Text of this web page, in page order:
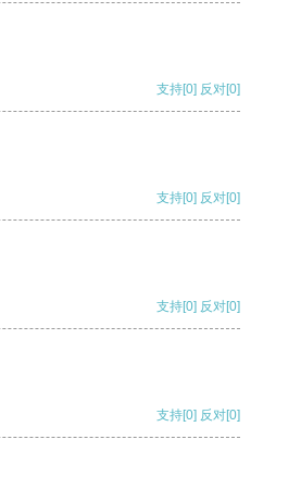
支持[0] 反对[0]
支持[0] 反对[0]
支持[0] 反对[0]
支持[0] 反对[0]